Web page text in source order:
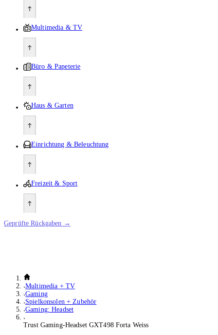
Multimedia & TV
Büro & Papeterie
Haus & Garten
Einrichtung & Beleuchtung
Freizeit & Sport
Geprüfte Rückgaben →
Multimedia + TV
Gaming
Spielkonsolen + Zubehör
Gaming: Headset
Trust Gaming-Headset GXT498 Forta Weiss